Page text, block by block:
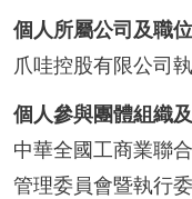
個人所屬公司及職位
爪哇控股有限公司
個人參與團體組織
中華全國工商業聯
管理委員會暨執行